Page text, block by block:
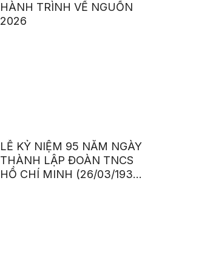
HÀNH TRÌNH VỀ NGUỒN
2026
LỄ KỶ NIỆM 95 NĂM NGÀY
THÀNH LẬP ĐOÀN TNCS
HỒ CHÍ MINH (26/03/1931